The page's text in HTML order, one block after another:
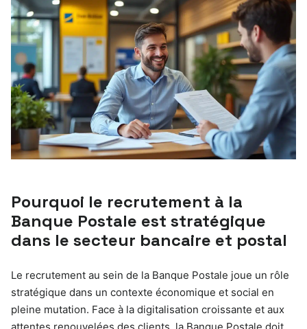
Pourquoi le recrutement à la
Banque Postale est stratégique
dans le secteur bancaire et postal
Le recrutement au sein de la Banque Postale joue un rôle
stratégique dans un contexte économique et social en
pleine mutation. Face à la digitalisation croissante et aux